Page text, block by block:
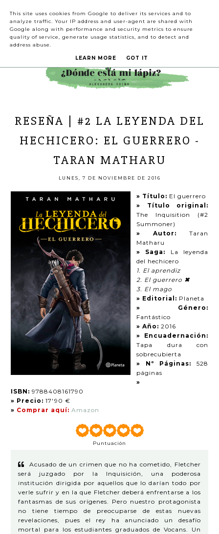
RESEÑA | #2 LA LEYENDA DEL
HECHICERO: EL GUERRERO -
TARAN MATHARU
LUNES, 7 DE NOVIEMBRE DE 2016
» Título: El guerrero
» Título original:
The Inquisition (#2
Summoner)
» Autor: Taran
Matharu
» Saga: La leyenda
del hechicero
1. El aprendiz
2. El guerrero ✖
3. El mago
» Editorial: Planeta
» Género:
Fantástico
» Año:2016
» Encuadernación:
Tapa dura con
sobrecubierta
» Nº Páginas: 528
páginas
»
ISBN:9788408161790
» Precio: 17'90 €
» Comprar aquí: Amazon
Puntuación
Acusado de un crimen que no ha cometido, Fletcher
será juzgado por la Inquisición, una poderosa
institución dirigida por aquellos que lo darían todo por
verle sufrir y en la que Fletcher deberá enfrentarse a los
fantasmas de sus orígenes. Pero nuestro protagonista
no tiene tiempo de preocuparse de estas nuevas
revelaciones, pues el rey ha anunciado un desafío
mortal para los estudiantes graduados de Vocans. Un
This site uses cookies from Google to deliver its services and to
analyze traffic. Your IP address and user-agent are shared with
Google along with performance and security metrics to ensure
quality of service, generate usage statistics, and to detect and
address abuse.
LEARN MORE GOT IT